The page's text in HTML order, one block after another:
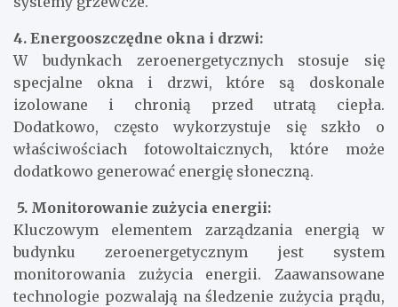
4. Energooszczędne okna i drzwi:
W budynkach zeroenergetycznych stosuje się
specjalne okna i drzwi, które są doskonale
izolowane i chronią przed utratą ciepła.
Dodatkowo, często wykorzystuje się szkło o
właściwościach fotowoltaicznych, które może
dodatkowo generować energię słoneczną.
5. Monitorowanie zużycia energii:
Kluczowym elementem zarządzania energią w
budynku zeroenergetycznym jest system
monitorowania zużycia energii. Zaawansowane
technologie pozwalają na śledzenie zużycia prądu,